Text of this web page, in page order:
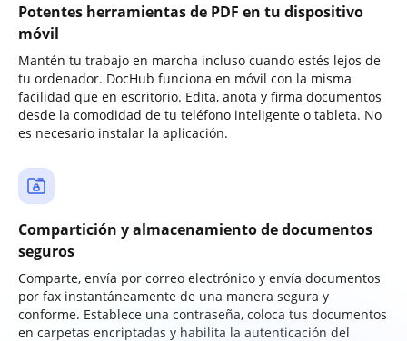
Potentes herramientas de PDF en tu dispositivo
móvil
Mantén tu trabajo en marcha incluso cuando estés lejos de
tu ordenador. DocHub funciona en móvil con la misma
facilidad que en escritorio. Edita, anota y firma documentos
desde la comodidad de tu teléfono inteligente o tableta. No
es necesario instalar la aplicación.
Compartición y almacenamiento de documentos
seguros
Comparte, envía por correo electrónico y envía documentos
por fax instantáneamente de una manera segura y
conforme. Establece una contraseña, coloca tus documentos
en carpetas encriptadas y habilita la autenticación del